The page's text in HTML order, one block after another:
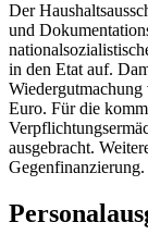
Der
und
in den Etat auf.
Euro. Für die
ausgebracht.
Gegenfinanzierung.